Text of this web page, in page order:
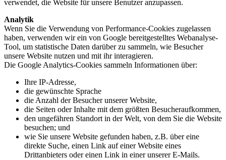
verwendet, die Website für unsere Benutzer anzupassen.
Analytik
Wenn Sie die Verwendung von Performance-Cookies zugelassen
haben, verwenden wir ein von Google bereitgestelltes Webanalyse-
Tool, um statistische Daten darüber zu sammeln, wie Besucher
unsere Website nutzen und mit ihr interagieren.
Die Google Analytics-Cookies sammeln Informationen über:
Ihre IP-Adresse,
die gewünschte Sprache
die Anzahl der Besucher unserer Website,
die Seiten oder Inhalte mit dem größten Besucheraufkommen,
den ungefähren Standort in der Welt, von dem Sie die Website
besuchen; und
wie Sie unsere Website gefunden haben, z.B. über eine
direkte Suche, einen Link auf einer Website eines
Drittanbieters oder einen Link in einer unserer E-Mails.